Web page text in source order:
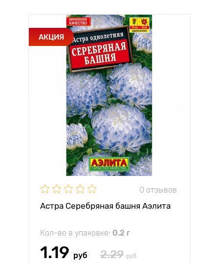
АКЦИЯ
0 отзывов
Астра Серебряная башня Аэлита
Кол-во в упаковке: 0.2 г
1.19 руб 2.29 руб